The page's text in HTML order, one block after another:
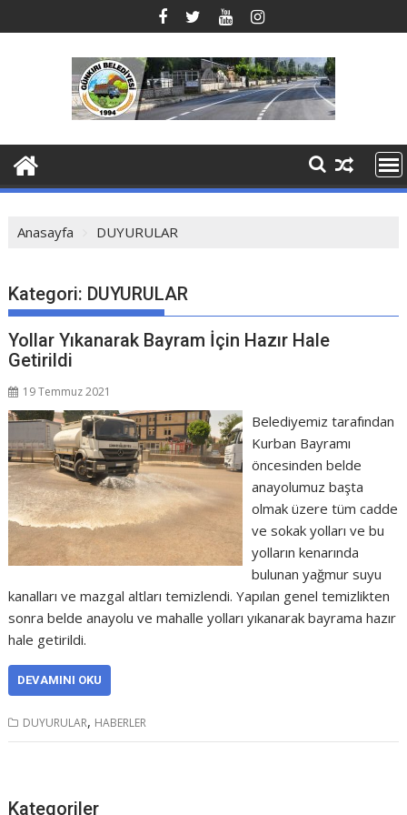
Anasayfa DUYURULAR
Kategori: DUYURULAR
Yollar Yıkanarak Bayram İçin Hazır Hale
Getirildi
19 Temmuz 2021
Belediyemiz tarafından
Kurban Bayramı
öncesinden belde
anayolumuz başta
olmak üzere tüm cadde
ve sokak yolları ve bu
yolların kenarında
bulunan yağmur suyu
kanalları ve mazgal altları temizlendi. Yapılan genel temizlikten
sonra belde anayolu ve mahalle yolları yıkanarak bayrama hazır
hale getirildi.
DEVAMINI OKU
DUYURULAR, HABERLER
Kategoriler